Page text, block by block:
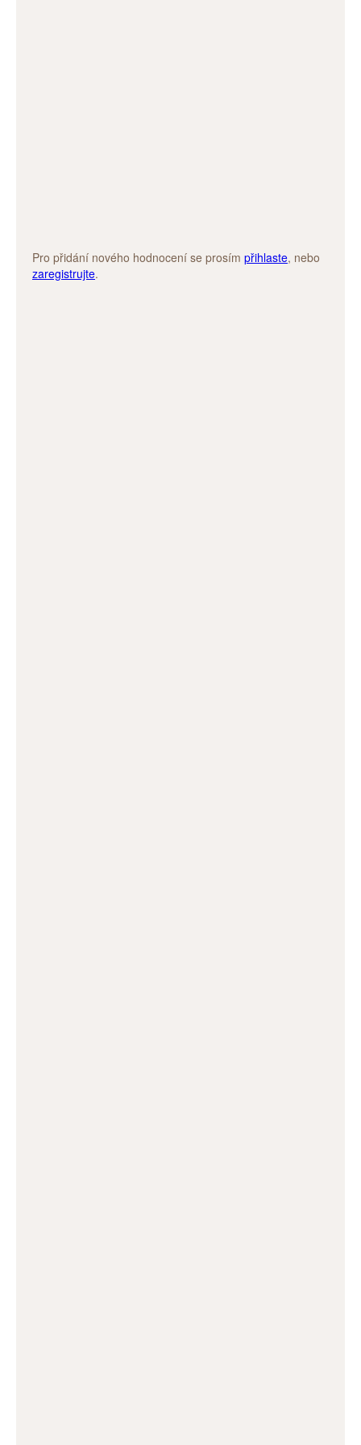
Pro přidání nového hodnocení se prosím přihlaste, nebo
zaregistrujte.